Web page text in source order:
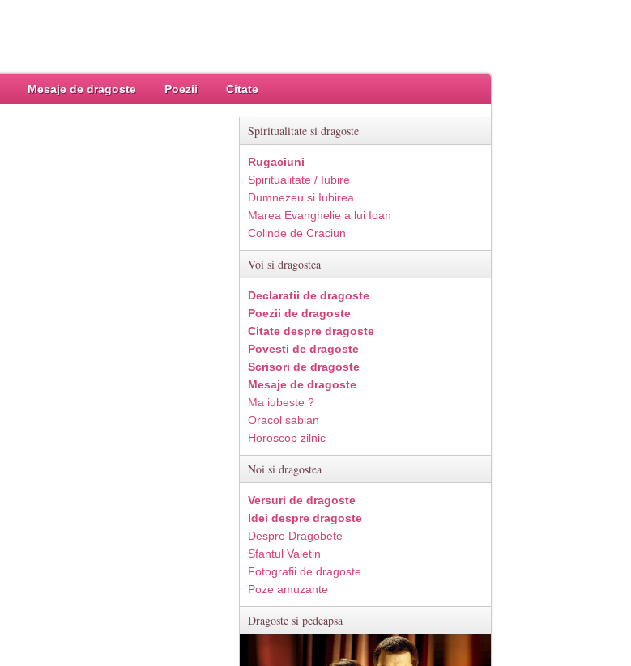
Mesaje de dragoste Poezii Citate
Spiritualitate si dragoste
Rugaciuni
Spiritualitate / Iubire
Dumnezeu si Iubirea
Marea Evanghelie a lui Ioan
Colinde de Craciun
Voi si dragostea
Declaratii de dragoste
Poezii de dragoste
Citate despre dragoste
Povesti de dragoste
Scrisori de dragoste
Mesaje de dragoste
Ma iubeste ?
Oracol sabian
Horoscop zilnic
Noi si dragostea
Versuri de dragoste
Idei despre dragoste
Despre Dragobete
Sfantul Valetin
Fotografii de dragoste
Poze amuzante
Dragoste si pedeapsa